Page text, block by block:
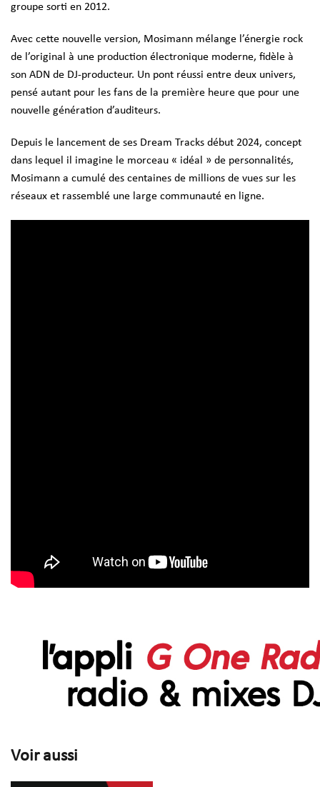
groupe sorti en 2012.
Avec cette nouvelle version, Mosimann mélange l’énergie rock
de l’original à une production électronique moderne, fidèle à
son ADN de DJ-producteur. Un pont réussi entre deux univers,
pensé autant pour les fans de la première heure que pour une
nouvelle génération d’auditeurs.
Depuis le lancement de ses Dream Tracks début 2024, concept
dans lequel il imagine le morceau « idéal » de personnalités,
Mosimann a cumulé des centaines de millions de vues sur les
réseaux et rassemblé une large communauté en ligne.
Voir aussi